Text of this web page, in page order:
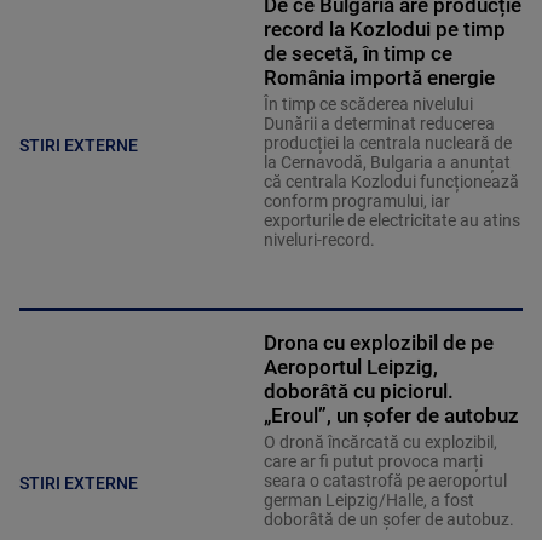
STIRI EXTERNE
De ce Bulgaria are producție
record la Kozlodui pe timp
de secetă, în timp ce
România importă energie
În timp ce scăderea nivelului
Dunării a determinat reducerea
producției la centrala nucleară de
la Cernavodă, Bulgaria a anunțat
că centrala Kozlodui funcționează
conform programului, iar
exporturile de electricitate au atins
niveluri-record.
STIRI EXTERNE
Drona cu explozibil de pe
Aeroportul Leipzig,
doborâtă cu piciorul.
„Eroul”, un șofer de autobuz
O dronă încărcată cu explozibil,
care ar fi putut provoca marți
seara o catastrofă pe aeroportul
german Leipzig/Halle, a fost
doborâtă de un șofer de autobuz.